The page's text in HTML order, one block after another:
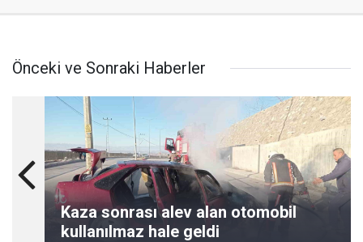
Önceki ve Sonraki Haberler
Kaza sonrası alev alan otomobil
kullanılmaz hale geldi